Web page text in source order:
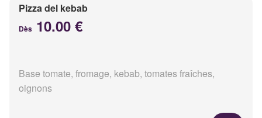
Pizza del kebab
Dès 10.00 €
Base tomate, fromage, kebab, tomates fraîches,
oignons